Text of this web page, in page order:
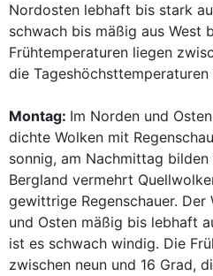
Nordosten lebhaft bis stark
schwach bis mäßig aus West
Frühtemperaturen liegen
die
Montag: Im Norden und
dichte Wolken mit
sonnig, am Nachmittag
Bergland vermehrt
gewittrige Regenschauer.
und Osten mäßig bis lebhaft
ist es schwach windig. Die
zwischen neun und 16 Grad,